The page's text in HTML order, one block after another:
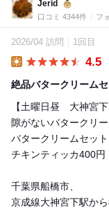
Jerid
口コミ 4344件 フ
2026/04 訪問 1回目
4.5
絶品バタークリームセ
【土曜日昼 大神宮下
隙がないバタークリ
バタークリームセッ
チキンティッカ400
千葉県船橋市、
京成線大神宮下駅か